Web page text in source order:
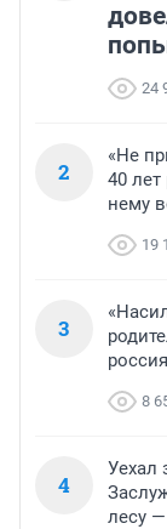
24
2
«Не
40 лет
нему
19
3
8
4
Уехал
лесу